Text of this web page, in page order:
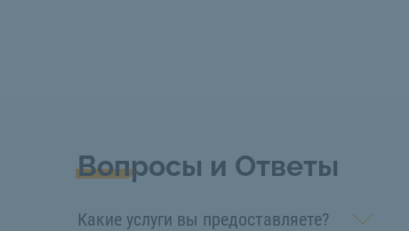
Вопросы и Ответы
Какие услуги вы предоставляете?